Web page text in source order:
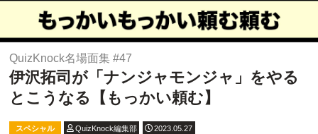
QuizKnock名場面集 #47
伊沢拓司が「ナンジャモンジャ」をやる
とこうなる【もっかい頼む】
スペシャル QuizKnock編集部 2023.05.27